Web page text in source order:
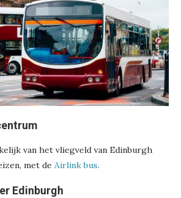
van het vliegveld van Edinburgh
met de Airlink bus.
Edinburgh